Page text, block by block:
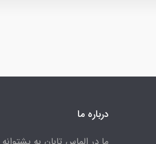
درباره ما